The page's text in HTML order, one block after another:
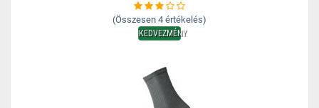
(Összesen 4 értékelés)
KEDVEZMÉNY